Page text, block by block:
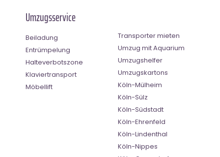
Umzugsservice
Beiladung
Entrümpelung
Halteverbotszone
Klaviertransport
Möbellift
Transporter mieten
Umzug mit Aquarium
Umzugshelfer
Umzugskartons
Köln-Mülheim
Köln-Sülz
Köln-Südstadt
Köln-Ehrenfeld
Köln-Lindenthal
Köln-Nippes